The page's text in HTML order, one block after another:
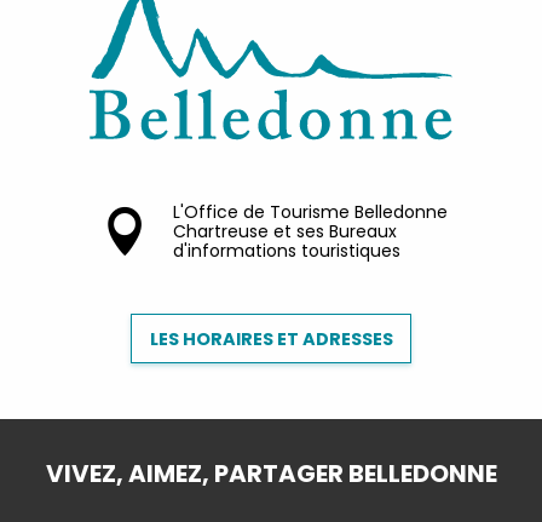
L'Office de Tourisme Belledonne
Chartreuse et ses Bureaux
d'informations touristiques
LES HORAIRES ET ADRESSES
VIVEZ, AIMEZ, PARTAGER BELLEDONNE